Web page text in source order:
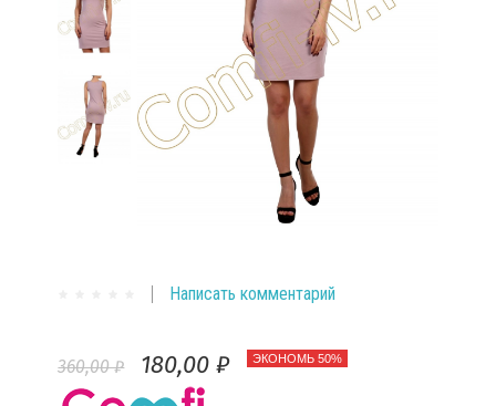
Написать комментарий
360,00 ₽ 180,00 ₽ ЭКОНОМЬ 50%